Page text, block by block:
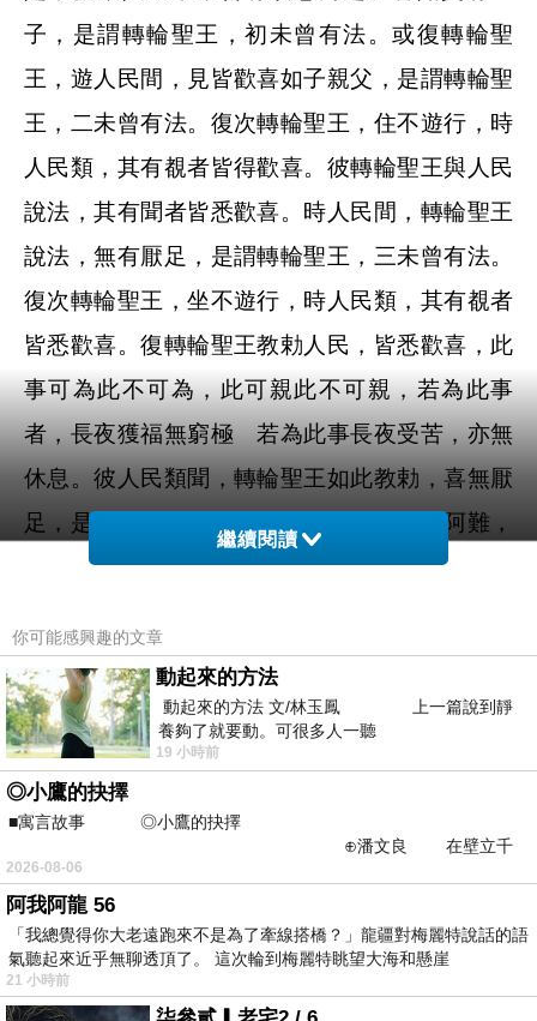
子，是謂轉輪聖王，初未曾有法。或復轉輪聖
王，遊人民間，見皆歡喜如子親父，是謂轉輪聖
王，二未曾有法。復次轉輪聖王，住不遊行，時
人民類，其有覩者皆得歡喜。彼轉輪聖王與人民
說法，其有聞者皆悉歡喜。時人民間，轉輪聖王
說法，無有厭足，是謂轉輪聖王，三未曾有法。
復次轉輪聖王，坐不遊行，時人民類，其有覩者
皆悉歡喜。復轉輪聖王教勅人民，皆悉歡喜，此
事可為此不可為，此可親此不可親，若為此事
者，長夜獲福無窮極 若為此事長夜受苦，亦無
休息。彼人民類聞，轉輪聖王如此教勅，喜無厭
足，是謂轉輪聖王，有此未曾有法。如是阿難，
比丘亦有四未曾有法，云何為四？於是阿難比
比丘為說法，其聞者皆悉歡喜。諸比丘聞阿難所
說無厭足，是謂阿難比丘，第一未曾有法。若阿
難比丘，默然至比丘尼眾中，其有見者皆悉歡
喜，彼阿難比丘為說法，其聞法者皆得歡喜，時
比丘尼眾，聞阿難說法不知厭足，是謂阿難比
丘，第二未曾有法。若復阿難默然，至優婆塞
處，見皆歡喜，彼阿難比丘為說法，時優婆塞
眾，聞阿難所說無有厭足，是謂阿難比丘，第三
未曾有法。復次阿難比丘，默然至優婆夷中，彼
繼續閱讀
你可能感興趣的文章
動起來的方法
動起來的方法 文/林玉鳳 上一篇說到靜
養夠了就要動。可很多人一聽
19 小時前
◎小鷹的抉擇
■寓言故事 ◎小鷹的抉擇
⊕潘文良 在壁立千
仞的懸崖上，有一座遮天蔽
2026-08-06
阿我阿龍 56
「我總覺得你大老遠跑來不是為了牽線搭橋？」龍疆對梅麗特說話的語
氣聽起來近乎無聊透頂了。 這次輪到梅麗特眺望大海和懸崖
21 小時前